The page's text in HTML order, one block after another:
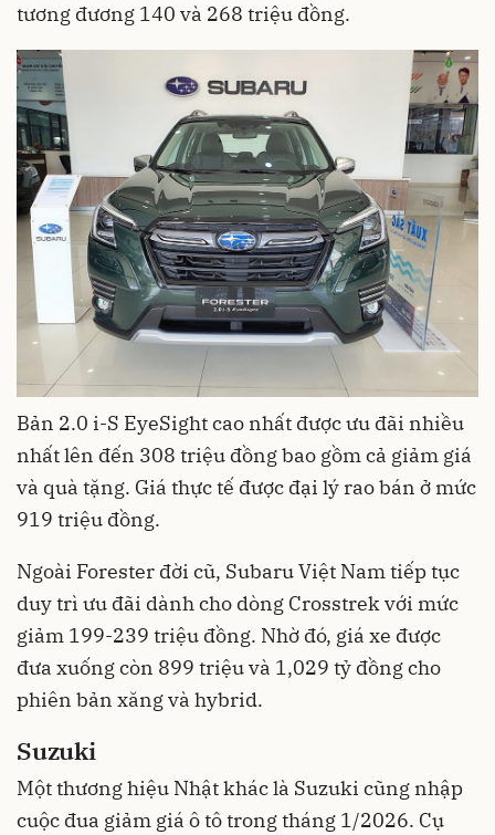
tương đương 140 và 268 triệu đồng.
Bản 2.0 i-S EyeSight cao nhất được ưu đãi nhiều
nhất lên đến 308 triệu đồng bao gồm cả giảm giá
và quà tặng. Giá thực tế được đại lý rao bán ở mức
919 triệu đồng.
Ngoài Forester đời cũ, Subaru Việt Nam tiếp tục
duy trì ưu đãi dành cho dòng Crosstrek với mức
giảm 199-239 triệu đồng. Nhờ đó, giá xe được
đưa xuống còn 899 triệu và 1,029 tỷ đồng cho
phiên bản xăng và hybrid.
Suzuki
Một thương hiệu Nhật khác là Suzuki cũng nhập
cuộc đua giảm giá ô tô trong tháng 1/2026. Cụ